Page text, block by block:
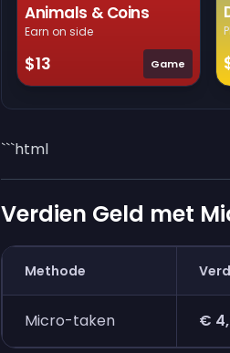
Animals & Coins
Earn on side
$13 Game
```html
Verdien Geld met
Methode
Micro-taken €